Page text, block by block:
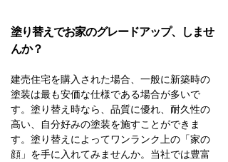
塗り替えでお家のグレードアップ、しませ
んか？
建売住宅を購入された場合、一般に新築時の
塗装は最も安価な仕様である場合が多いで
す。塗り替え時なら、品質に優れ、耐久性の
高い、自分好みの塗装を施すことができま
す。塗り替えによってワンランク上の「家の
顔」を手に入れてみませんか。当社では豊富